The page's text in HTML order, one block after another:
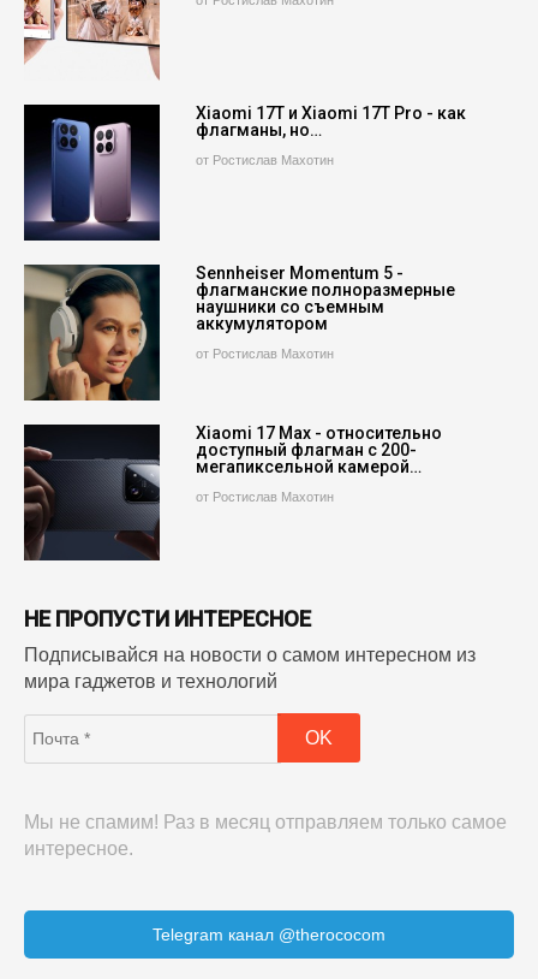
Xiaomi 17T и Xiaomi 17T Pro - как
флагманы, но…
от Ростислав Махотин
Sennheiser Momentum 5 -
флагманские полноразмерные
наушники со съемным
аккумулятором
от Ростислав Махотин
Xiaomi 17 Max - относительно
доступный флагман с 200-
мегапиксельной камерой…
от Ростислав Махотин
НЕ ПРОПУСТИ ИНТЕРЕСНОЕ
Подписывайся на новости о самом интересном из
мира гаджетов и технологий
Мы не спамим! Раз в месяц отправляем только самое
интересное.
Telegram канал @therococom